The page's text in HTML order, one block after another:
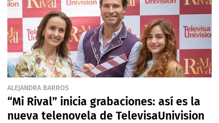
ALEJANDRA BARROS
“Mi Rival” inicia grabaciones: así es la
nueva telenovela de TelevisaUnivision